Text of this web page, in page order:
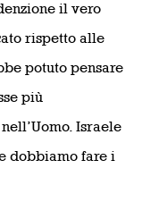
il vero
rispetto alle
potuto pensare
più
Israele
dobbiamo fare i